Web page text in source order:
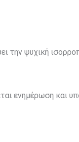
την ψυχική
ενημέρωση και